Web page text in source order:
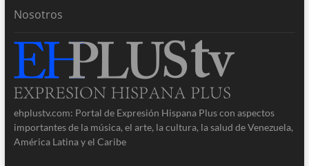
Nosotros
ehplustv.com: Portal de Expresión Hispana Plus con aspectos
importantes de la música, el arte, la cultura, la salud de Venezuela,
América Latina y el Caribe